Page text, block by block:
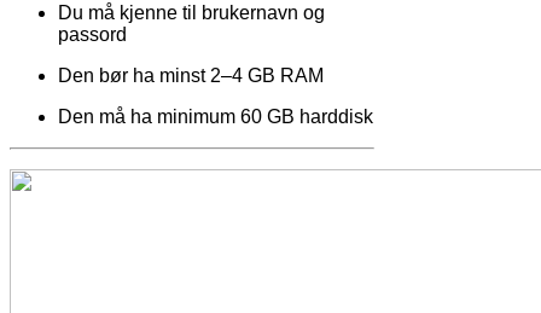
Du må kjenne til brukernavn og
passord
Den bør ha minst 2–4 GB RAM
Den må ha minimum 60 GB harddisk